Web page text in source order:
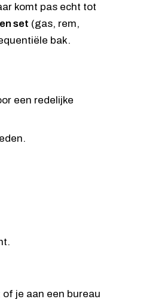
komt pas echt tot
set (gas, rem,
bak.
een redelijke
je aan een bureau